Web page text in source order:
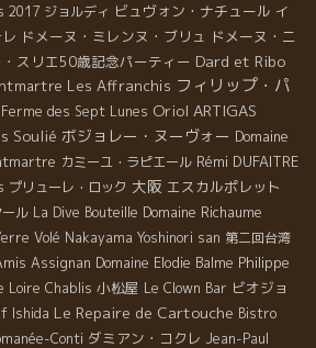
2017 ジョルディ ビュヴォン・ナチュール イ
ドメーヌ・ミレンヌ・ブリュ ドメーヌ・ニ
・スリエ50歳記念パーティー Dard et Ribo
Les Affranchis フィリップ・パ
des Sept Lunes Oriol ARTIGAS
Soulié ボジョレー・ヌーヴォー Domaine
カミーユ・ラピエール Rémi DUFAITRE
プリューレ・ロック 大阪 エスカルポレット
ル La Dive Bouteille Domaine Richaume
Volé Nakayama Yoshinori san 第二回台湾
Assignan Domaine Elodie Balme Philippe
Loire Chablis 小松屋 Le Clown Bar ビオジョ
Ishida Le Repaire de Cartouche Bistro
Conti ダミアン・コクレ Jean-Paul